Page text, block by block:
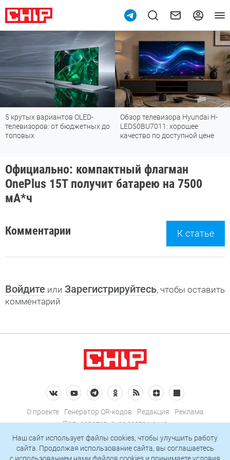
5 крутых вариантов OLED-
телевизоров: от бюджетных до
топовых
Обзор телевизора Hyundai H-
LED50BU7011: хорошее
качество по доступной цене
Официально: компактный флагман
OnePlus 15T получит батарею на 7500
мА*ч
Комментарии К статье
Войдите или Зарегистрируйтесь, чтобы оставить
комментарий
О проекте Генератор QR-кодов Редакция
Реклама
Пользовательское соглашение
Политика конфиденциальности
Подписаться на рассылку
Наш сайт использует файлы cookies, чтобы улучшить работу
сайта. Продолжая использование сайта, вы соглашаетесь